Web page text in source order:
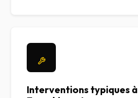
Interventions typiques à